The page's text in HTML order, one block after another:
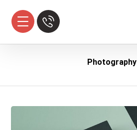
Photography